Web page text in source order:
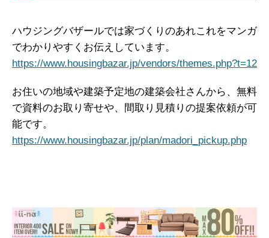
ハウジングバザールでは家づくりのあれこれをマンガ
でわかりやすくお伝えしています。
https://www.housingbazar.jp/vendors/themes.php?t=12
お住いの地域や建築予定地の建築会社さんから、無料
で資料のお取り寄せや、間取り見積りの提案依頼が可
能です。
https://www.housingbazar.jp/plan/madori_pickup.php